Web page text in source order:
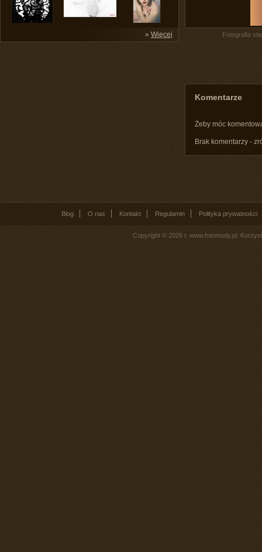
» Więcej Fotografia
Komentarze
Żeby móc
Brak komentarzy -
Blog O nas Kontakt Regulamin Polityka prywatności
Copyright © 2026 r. www.fotomody.pl.